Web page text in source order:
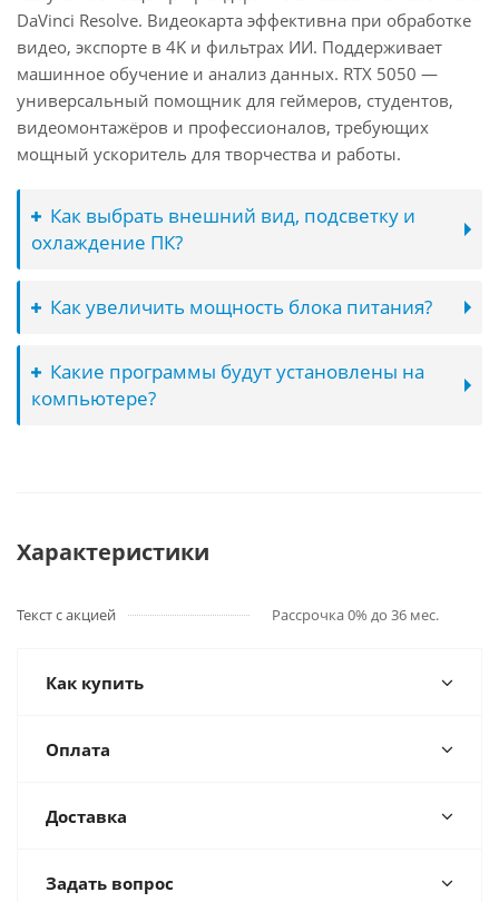
DaVinci Resolve. Видеокарта эффективна при обработке
видео, экспорте в 4K и фильтрах ИИ. Поддерживает
машинное обучение и анализ данных. RTX 5050 —
универсальный помощник для геймеров, студентов,
видеомонтажёров и профессионалов, требующих
мощный ускоритель для творчества и работы.
Как выбрать внешний вид, подсветку и
охлаждение ПК?
Как увеличить мощность блока питания?
Какие программы будут установлены на
компьютере?
Характеристики
Текст с акцией Рассрочка 0% до 36 мес.
Как купить
Оплата
Доставка
Задать вопрос